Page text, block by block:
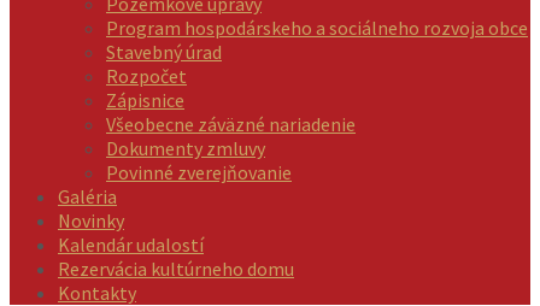
Program hospodárskeho a sociálneho rozvoja obce
Stavebný úrad
Rozpočet
Zápisnice
Všeobecne záväzné nariadenie
Dokumenty zmluvy
Povinné zverejňovanie
Galéria
Novinky
Kalendár udalostí
Rezervácia kultúrneho domu
Kontakty